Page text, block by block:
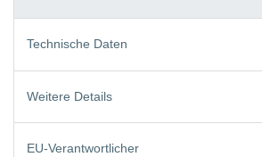
Technische Daten
Weitere Details
EU-Verantwortlicher